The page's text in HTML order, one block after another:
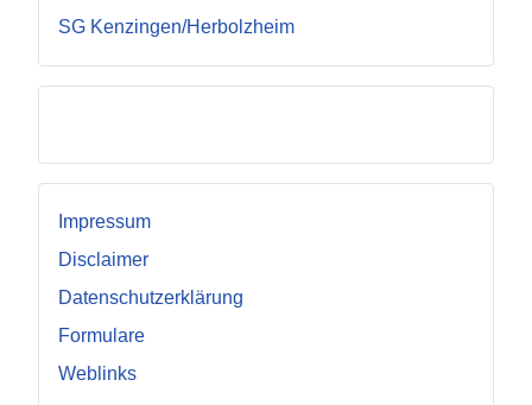
SG Kenzingen/Herbolzheim
Impressum
Disclaimer
Datenschutzerklärung
Formulare
Weblinks